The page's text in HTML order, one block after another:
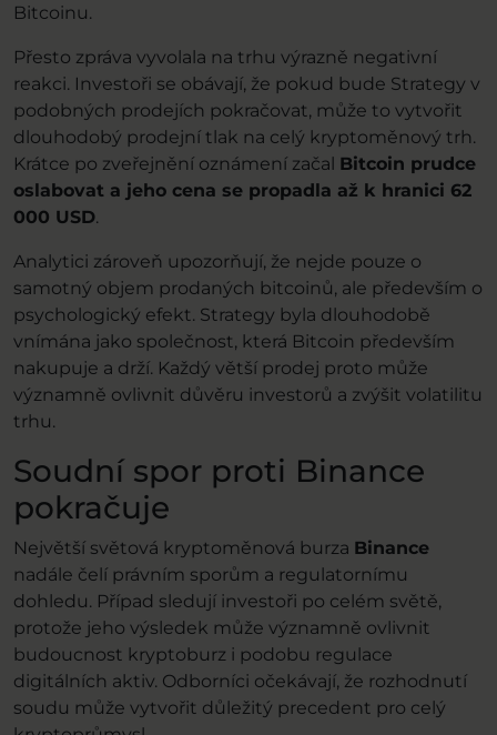
Bitcoinu.
Přesto zpráva vyvolala na trhu výrazně negativní
reakci. Investoři se obávají, že pokud bude Strategy v
podobných prodejích pokračovat, může to vytvořit
dlouhodobý prodejní tlak na celý kryptoměnový trh.
Krátce po zveřejnění oznámení začal Bitcoin prudce
oslabovat a jeho cena se propadla až k hranici 62
000 USD.
Analytici zároveň upozorňují, že nejde pouze o
samotný objem prodaných bitcoinů, ale především o
psychologický efekt. Strategy byla dlouhodobě
vnímána jako společnost, která Bitcoin především
nakupuje a drží. Každý větší prodej proto může
významně ovlivnit důvěru investorů a zvýšit volatilitu
trhu.
Soudní spor proti Binance
pokračuje
Největší světová kryptoměnová burza Binance
nadále čelí právním sporům a regulatornímu
dohledu. Případ sledují investoři po celém světě,
protože jeho výsledek může významně ovlivnit
budoucnost kryptoburz i podobu regulace
digitálních aktiv. Odborníci očekávají, že rozhodnutí
soudu může vytvořit důležitý precedent pro celý